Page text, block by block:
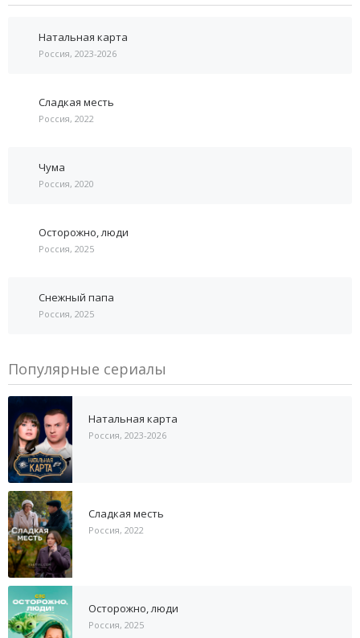
Натальная карта
Россия, 2023-2026
Сладкая месть
Россия, 2022
Чума
Россия, 2020
Осторожно, люди
Россия, 2025
Снежный папа
Россия, 2025
Популярные сериалы
Натальная карта
Россия, 2023-2026
Сладкая месть
Россия, 2022
Осторожно, люди
Россия, 2025